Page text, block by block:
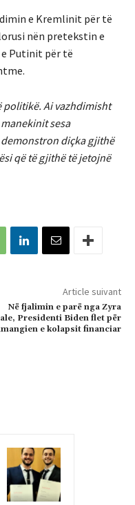
e Kremlinit për të
nën pretekstin e
e Putinit për të
politikë. Ai vazhdimisht
sesa
diçka gjithë
që të gjithë të jetojnë
Article suivant
Në fjalimin e parë nga Zyra
Presidenti Biden flet për
e kolapsit financiar